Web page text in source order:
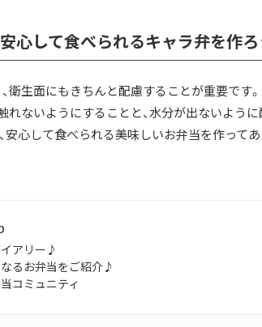
心して食べられるキャラ弁を作ろ
衛生面にもきちんと配慮することが重要です
れないようにすることと、水分が出ないよう
安心して食べられる美味しいお弁当を作って
アリー♪
るお弁当をご紹介♪
コミュニティ